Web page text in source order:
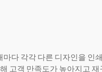
다 각각 다른 디자인을 인
고객 만족도가 높아지고 재